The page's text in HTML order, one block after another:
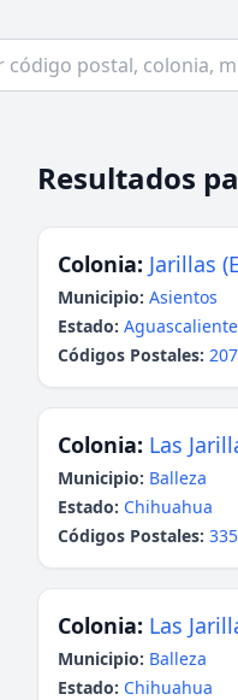
Resultados
Colonia: Jarillas
Municipio: Asientos
Estado:
Códigos Postales:
Colonia: Las
Municipio: Balleza
Estado: Chihuahua
Códigos Postales:
Colonia: Las
Municipio: Balleza
Estado: Chihuahua